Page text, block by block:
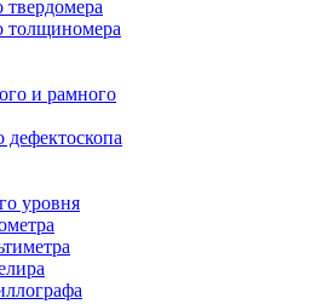
твердомера
толщиномера
и рамного
дефектоскопа
уровня